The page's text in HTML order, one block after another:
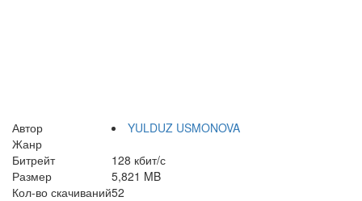
Автор
YULDUZ USMONOVA
Жанр
Битрейт
128 кбит/с
Размер
5,821 MB
Кол-во скачиваний52